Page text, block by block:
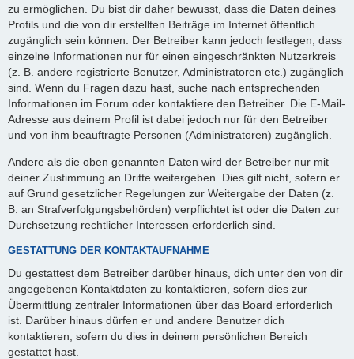
zu ermöglichen. Du bist dir daher bewusst, dass die Daten deines
Profils und die von dir erstellten Beiträge im Internet öffentlich
zugänglich sein können. Der Betreiber kann jedoch festlegen, dass
einzelne Informationen nur für einen eingeschränkten Nutzerkreis
(z. B. andere registrierte Benutzer, Administratoren etc.) zugänglich
sind. Wenn du Fragen dazu hast, suche nach entsprechenden
Informationen im Forum oder kontaktiere den Betreiber. Die E-Mail-
Adresse aus deinem Profil ist dabei jedoch nur für den Betreiber
und von ihm beauftragte Personen (Administratoren) zugänglich.
Andere als die oben genannten Daten wird der Betreiber nur mit
deiner Zustimmung an Dritte weitergeben. Dies gilt nicht, sofern er
auf Grund gesetzlicher Regelungen zur Weitergabe der Daten (z.
B. an Strafverfolgungsbehörden) verpflichtet ist oder die Daten zur
Durchsetzung rechtlicher Interessen erforderlich sind.
GESTATTUNG DER KONTAKTAUFNAHME
Du gestattest dem Betreiber darüber hinaus, dich unter den von dir
angegebenen Kontaktdaten zu kontaktieren, sofern dies zur
Übermittlung zentraler Informationen über das Board erforderlich
ist. Darüber hinaus dürfen er und andere Benutzer dich
kontaktieren, sofern du dies in deinem persönlichen Bereich
gestattet hast.